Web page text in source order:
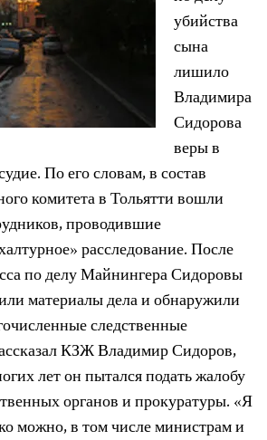
убийства
сына
лишило
Владимира
Сидорова
веры в
По его словам, в состав
комитета в Тольятти вошли
проводившие
расследование. После
по делу Майнингера Сидоровы
материалы дела и обнаружили
следственные
КЗЖ Владимир Сидоров,
лет он пытался подать жалобу
органов и прокуратуры. «Я
можно, в том числе министрам и